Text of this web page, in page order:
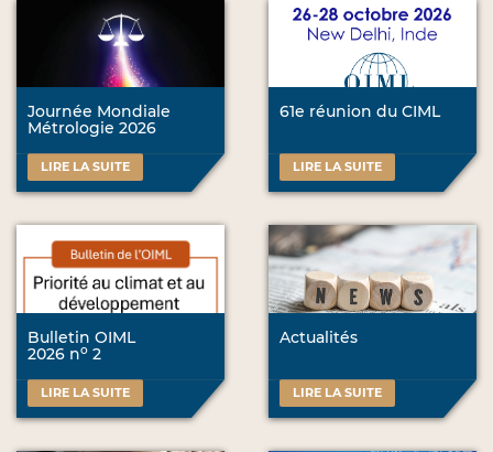
Journée Mondiale
Métrologie 2026
LIRE LA SUITE
61e réunion du CIML
LIRE LA SUITE
Bulletin OIML
2026 no 2
LIRE LA SUITE
Actualités
LIRE LA SUITE